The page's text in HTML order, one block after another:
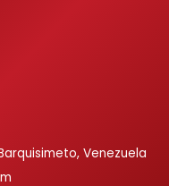
Venezuela